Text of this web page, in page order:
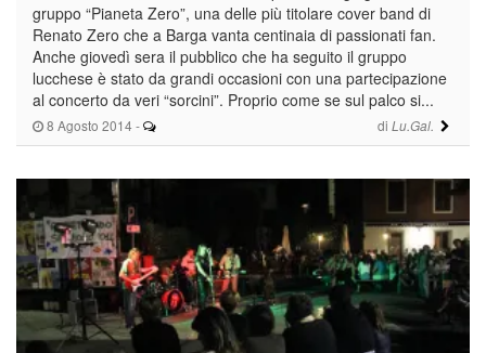
8 Agosto 2014 - di Lu.Gal.
gruppo “Pianeta Zero”, una delle più titolare cover band di
Renato Zero che a Barga vanta centinaia di passionati fan.
Anche giovedì sera il pubblico che ha seguito il gruppo
lucchese è stato da grandi occasioni con una partecipazione
al concerto da veri “sorcini”. Proprio come se sul palco si...